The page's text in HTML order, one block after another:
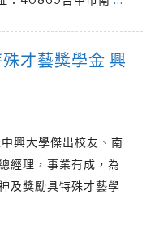
才藝獎學金 興
興大學傑出校友、南
經理，事業有成，為
及獎勵具特殊才藝學